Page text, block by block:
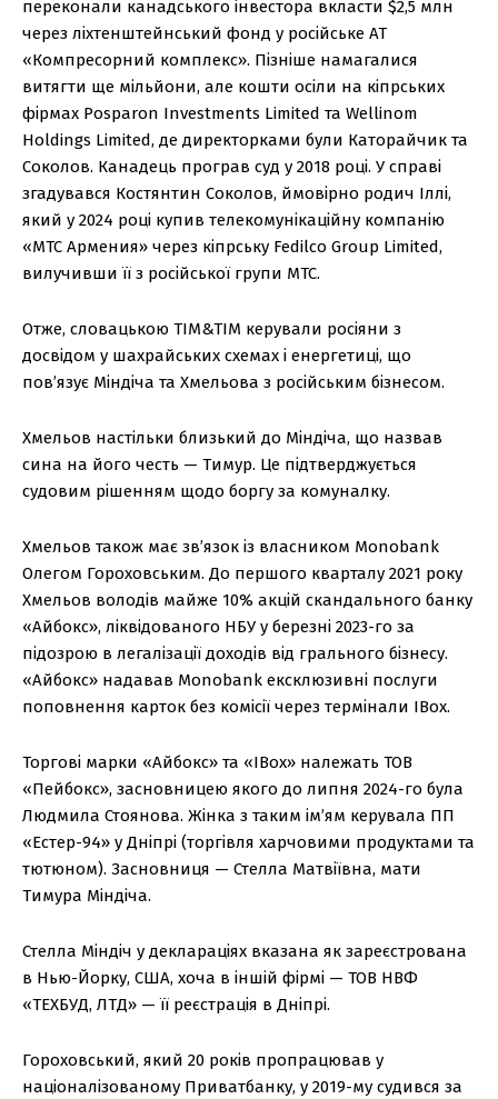
переконали канадського інвестора вкласти $2,5 млн
через ліхтенштейнський фонд у російське АТ
«Компресорний комплекс». Пізніше намагалися
витягти ще мільйони, але кошти осіли на кіпрських
фірмах Posparon Investments Limited та Wellinom
Holdings Limited, де директорками були Каторайчик та
Соколов. Канадець програв суд у 2018 році. У справі
згадувався Костянтин Соколов, ймовірно родич Іллі,
який у 2024 році купив телекомунікаційну компанію
«МТС Армения» через кіпрську Fedilco Group Limited,
вилучивши її з російської групи МТС.
Отже, словацькою TIM&TIM керували росіяни з
досвідом у шахрайських схемах і енергетиці, що
пов’язує Міндіча та Хмельова з російським бізнесом.
Хмельов настільки близький до Міндіча, що назвав
сина на його честь — Тимур. Це підтверджується
судовим рішенням щодо боргу за комуналку.
Хмельов також має зв’язок із власником Monobank
Олегом Гороховським. До першого кварталу 2021 року
Хмельов володів майже 10% акцій скандального банку
«Айбокс», ліквідованого НБУ у березні 2023-го за
підозрою в легалізації доходів від грального бізнесу.
«Айбокс» надавав Monobank ексклюзивні послуги
поповнення карток без комісії через термінали IBox.
Торгові марки «Айбокс» та «IBox» належать ТОВ
«Пейбокс», засновницею якого до липня 2024-го була
Людмила Стоянова. Жінка з таким ім’ям керувала ПП
«Естер-94» у Дніпрі (торгівля харчовими продуктами та
тютюном). Засновниця — Стелла Матвіївна, мати
Тимура Міндіча.
Стелла Міндіч у деклараціях вказана як зареєстрована
в Нью-Йорку, США, хоча в іншій фірмі — ТОВ НВФ
«ТЕХБУД, ЛТД» — її реєстрація в Дніпрі.
Гороховський, який 20 років пропрацював у
націоналізованому Приватбанку, у 2019-му судився за